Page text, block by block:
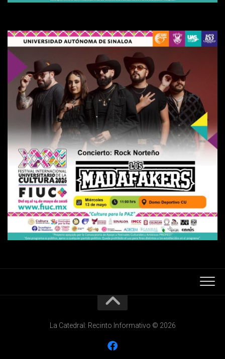
La Catedral: Recinto Informativo © 2026